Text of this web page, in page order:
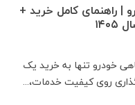
| راهنمای کامل خرید +
خودرو تنها به خرید یک
روی کیفیت خدمات،...